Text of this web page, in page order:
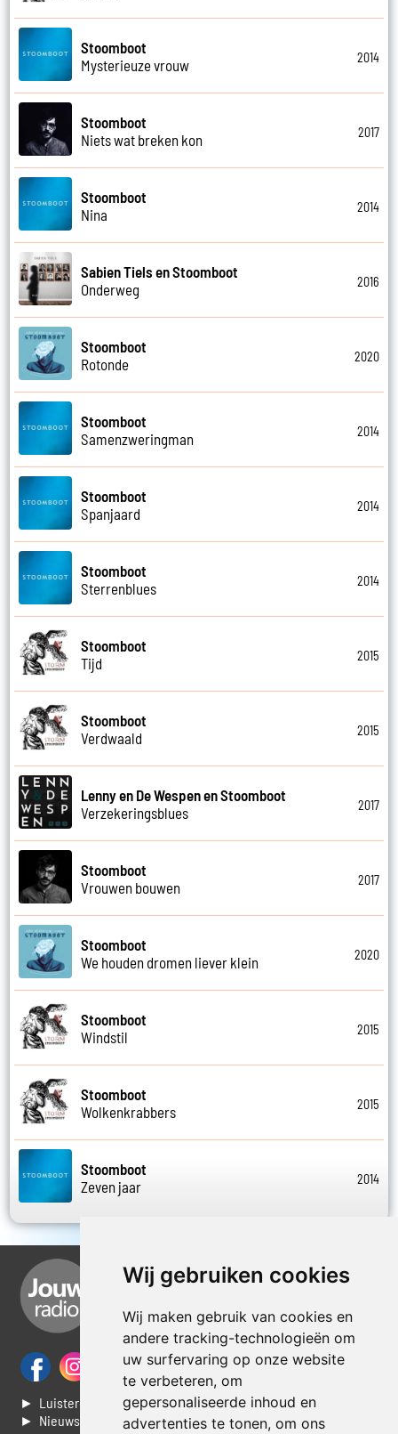
Wij gebruiken cookies
Wij maken gebruik van cookies en
andere tracking-technologieën om
uw surfervaring op onze website
te verbeteren, om
gepersonaliseerde inhoud en
advertenties te tonen, om ons
Stoomboot
Mysterieuze vrouw
2014
Stoomboot
Niets wat breken kon
2017
Stoomboot
Nina
2014
Sabien Tiels en Stoomboot
Onderweg
2016
Stoomboot
Rotonde
2020
Stoomboot
Samenzweringman
2014
Stoomboot
Spanjaard
2014
Stoomboot
Sterrenblues
2014
Stoomboot
Tijd
2015
Stoomboot
Verdwaald
2015
Lenny en De Wespen en Stoomboot
Verzekeringsblues
2017
Stoomboot
Vrouwen bouwen
2017
Stoomboot
We houden dromen liever klein
2020
Stoomboot
Windstil
2015
Stoomboot
Wolkenkrabbers
2015
Stoomboot
Zeven jaar
2014
► Luisteren naar Jouwradio
► Nieuws